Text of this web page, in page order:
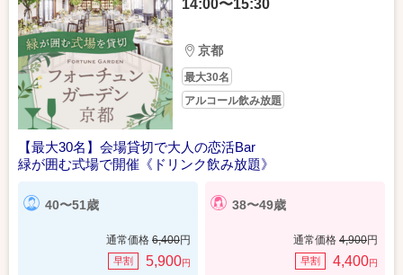
14:00〜15:30
京都
最大30名
アルコール飲み放題
【最大30名】会場貸切で大人の恋活Bar
緑が囲む式場で開催《ドリンク飲み放題》
40〜51歳
通常価格 6,400円
早割 5,900円
38〜49歳
通常価格 4,900円
早割 4,400円